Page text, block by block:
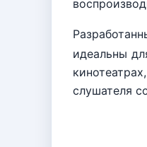
идеальны
слушателя